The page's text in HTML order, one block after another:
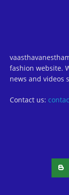
fashion website.
news and videos
Contact us: